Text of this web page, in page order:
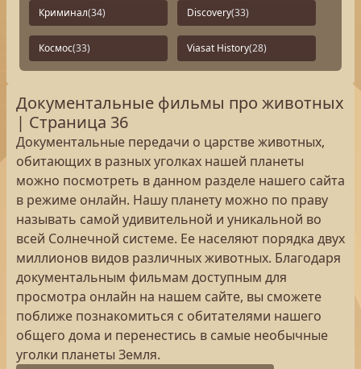
Криминал(34) Discovery(33)
Космос(33) Viasat History(28)
Документальные фильмы про животных
| Страница 36
Документальные передачи о царстве животных,
обитающих в разных уголках нашей планеты
можно посмотреть в данном разделе нашего сайта
в режиме онлайн. Нашу планету можно по праву
называть самой удивительной и уникальной во
всей Солнечной системе. Ее населяют порядка двух
миллионов видов различных животных. Благодаря
документальным фильмам доступным для
просмотра онлайн на нашем сайте, вы сможете
поближе познакомиться с обитателями нашего
общего дома и перенестись в самые необычные
уголки планеты Земля.